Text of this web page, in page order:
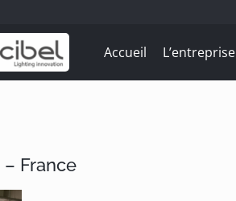
Accueil L’entreprise
France